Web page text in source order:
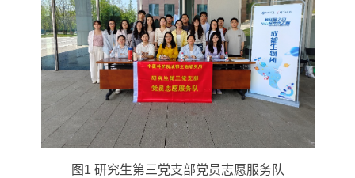
图1 研究生第三党支部党员志愿服务队